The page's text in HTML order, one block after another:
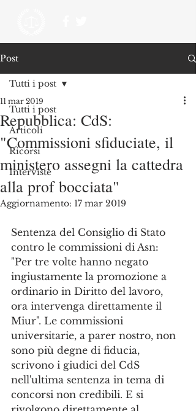
Post
Tutti i post
Articoli
Ricorsi
Interviste
Tutti i post
Repubblica: CdS:
"Commissioni sfiduciate, il
ministero assegni la cattedra
alla prof bocciata"
11 mar 2019
Aggiornamento: 17 mar 2019
Sentenza del Consiglio di Stato
contro le commissioni di Asn:
"Per tre volte hanno negato
ingiustamente la promozione a
ordinario in Diritto del lavoro,
ora intervenga direttamente il
Miur". Le commissioni
universitarie, a parer nostro, non
sono più degne di fiducia,
scrivono i giudici del CdS
nell'ultima sentenza in tema di
concorsi non credibili. E si